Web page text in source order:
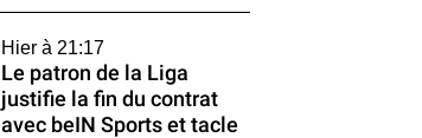
Hier à 21:17
Le patron de la Liga
justifie la fin du contrat
avec beIN Sports et tacle